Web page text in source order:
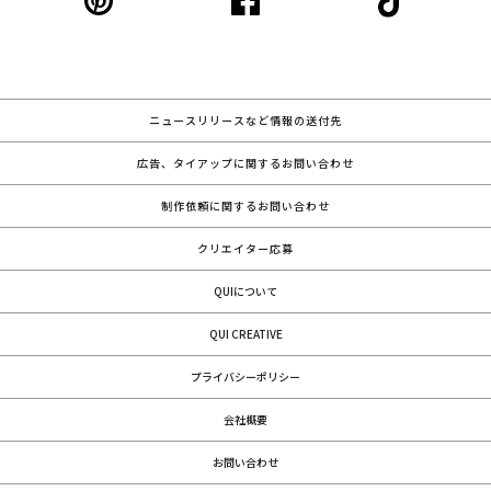
ニュースリリースなど情報の送付先
広告、タイアップに関するお問い合わせ
制作依頼に関するお問い合わせ
クリエイター応募
QUIについて
QUI CREATIVE
プライバシーポリシー
会社概要
お問い合わせ